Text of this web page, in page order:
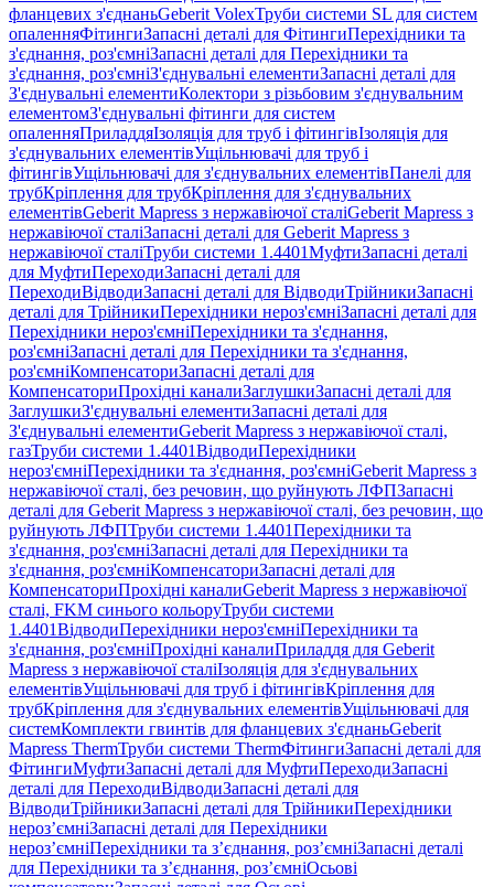
фланцевих з'єднаньGeberit VolexТруби системи SL для систем
опаленняФітингиЗапасні деталі для ФітингиПерехідники та
з'єднання, роз'ємніЗапасні деталі для Перехідники та
з'єднання, роз'ємніЗ'єднувальні елементиЗапасні деталі для
З'єднувальні елементиКолектори з різьбовим з'єднувальним
елементомЗ'єднувальні фітинги для систем
опаленняПриладдяІзоляція для труб і фітингівІзоляція для
з'єднувальних елементівУщільнювачі для труб і
фітингівУщільнювачі для з'єднувальних елементівПанелі для
трубКріплення для трубКріплення для з'єднувальних
елементівGeberit Mapress з нержавіючої сталіGeberit Mapress з
нержавіючої сталіЗапасні деталі для Geberit Mapress з
нержавіючої сталіТруби системи 1.4401МуфтиЗапасні деталі
для МуфтиПереходиЗапасні деталі для
ПереходиВідводиЗапасні деталі для ВідводиТрійникиЗапасні
деталі для ТрійникиПерехідники нероз'ємніЗапасні деталі для
Перехідники нероз'ємніПерехідники та з'єднання,
роз'ємніЗапасні деталі для Перехідники та з'єднання,
роз'ємніКомпенсаториЗапасні деталі для
КомпенсаториПрохідні каналиЗаглушкиЗапасні деталі для
ЗаглушкиЗ'єднувальні елементиЗапасні деталі для
З'єднувальні елементиGeberit Mapress з нержавіючої сталі,
газТруби системи 1.4401ВідводиПерехідники
нероз'ємніПерехідники та з'єднання, роз'ємніGeberit Mapress з
нержавіючої сталі, без речовин, що руйнують ЛФПЗапасні
деталі для Geberit Mapress з нержавіючої сталі, без речовин, що
руйнують ЛФПТруби системи 1.4401Перехідники та
з'єднання, роз'ємніЗапасні деталі для Перехідники та
з'єднання, роз'ємніКомпенсаториЗапасні деталі для
КомпенсаториПрохідні каналиGeberit Mapress з нержавіючої
сталі, FKM синього кольоруТруби системи
1.4401ВідводиПерехідники нероз'ємніПерехідники та
з'єднання, роз'ємніПрохідні каналиПриладдя для Geberit
Mapress з нержавіючої сталіІзоляція для з'єднувальних
елементівУщільнювачі для труб і фітингівКріплення для
трубКріплення для з'єднувальних елементівУщільнювачі для
системКомплекти гвинтів для фланцевих з'єднаньGeberit
Mapress ThermТруби системи ThermФітингиЗапасні деталі для
ФітингиМуфтиЗапасні деталі для МуфтиПереходиЗапасні
деталі для ПереходиВідводиЗапасні деталі для
ВідводиТрійникиЗапасні деталі для ТрійникиПерехідники
нероз’ємніЗапасні деталі для Перехідники
нероз’ємніПерехідники та з’єднання, роз’ємніЗапасні деталі
для Перехідники та з’єднання, роз’ємніОсьові